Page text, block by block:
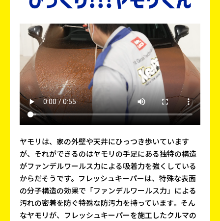
ヤモリは、家の外壁や天井にひっつき歩いています
が、それができるのはヤモリの手足にある独特の構造
がファンデルワールス力による吸着力を強くしている
からだそうです。フレッシュキーパーは、特殊な表面
の分子構造の効果で「ファンデルワールス力」による
汚れの密着を防ぐ特殊な防汚力を持っています。そん
なヤモリが、フレッシュキーパーを施工したクルマの